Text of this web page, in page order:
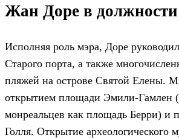
Жан Доре в
Исполняя роль мэра, Доре
Старого порта, а также
пляжей на острове Святой Елены.
открытием площади Эмили-Гамлен
монреальцев как площадь Берри) и
Голля. Открытие археологического